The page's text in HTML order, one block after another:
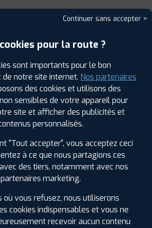
adhérence sur la neige, le
les sols mouillées.
significative de la distance de
traction et stabilité dans des
hivernales.
à des températures au-
7°C.
rapide par temps chaud.
roulement légèrement supérieur sur
Continuer sans accepter >
pour la route ?
sont importants pour le bon
notre site internet. Nos partenaires
des cookies et utilisons des
sensibles de votre appareil pour
site et afficher des publicités et
personnalisés.
"Tout accepter", vous acceptez ceci
à ce que nous partagions ces
des tiers, notamment avec nos
partenaires marketing.
où vous refusez, nous utiliserons
cookies indispensables et vous ne
recevoir aucun contenu